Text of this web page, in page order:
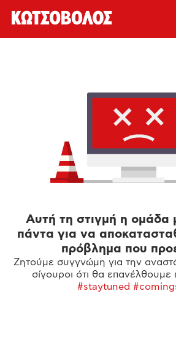
Αυτή τη στιγμή η ομάδα
πάντα για να
πρόβλημα που
Ζητούμε συγγνώμη για την
σίγουροι ότι θα
#staytuned